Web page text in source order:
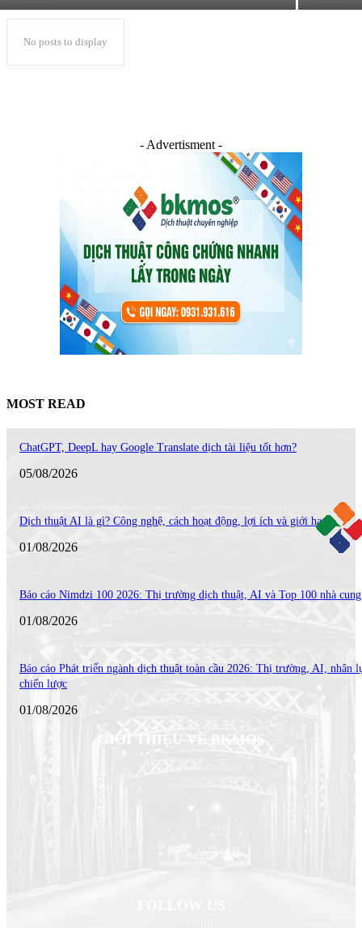
No posts to display
- Advertisment -
MOST READ
ChatGPT, DeepL hay Google Translate dịch tài liệu tốt hơn?
05/08/2026
Dịch thuật AI là gì? Công nghệ, cách hoạt động, lợi ích và giới hạn
01/08/2026
Báo cáo Nimdzi 100 2026: Thị trường dịch thuật, AI và Top 100 nhà cung
01/08/2026
Báo cáo Phát triển ngành dịch thuật toàn cầu 2026: Thị trường, AI, nhân
chiến lược
01/08/2026
GIỚI THIỆU VỀ BKMOS